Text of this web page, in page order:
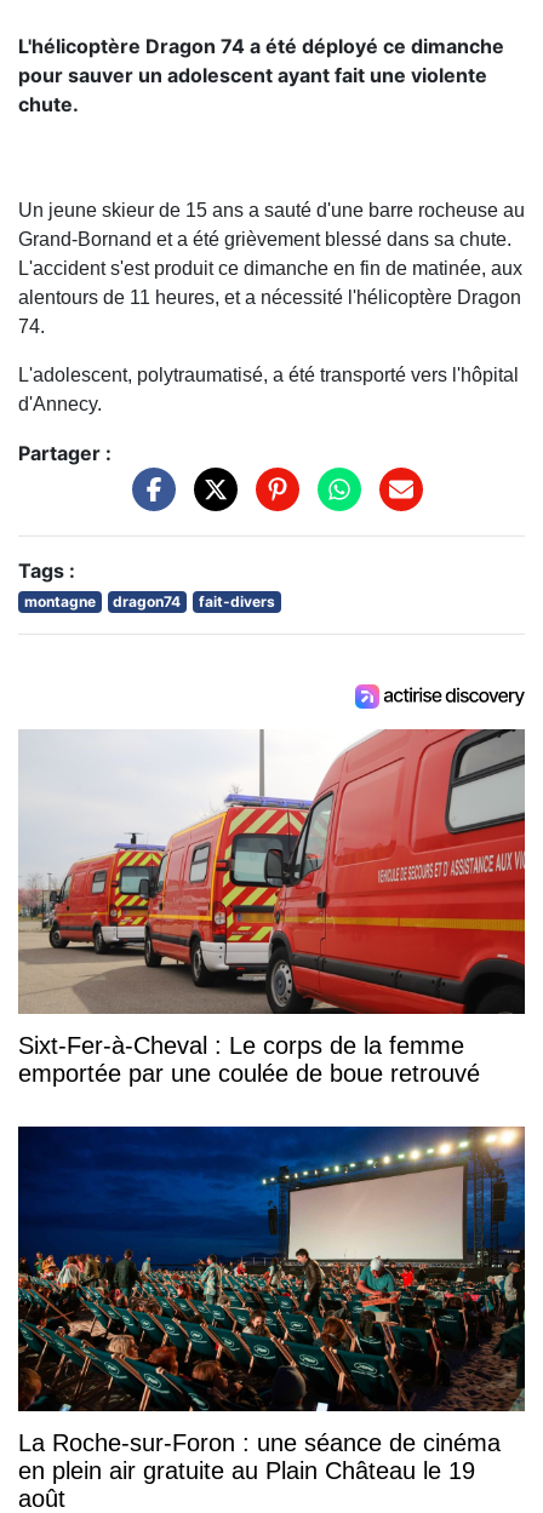
L'hélicoptère Dragon 74 a été déployé ce dimanche
pour sauver un adolescent ayant fait une violente
chute.
Un jeune skieur de 15 ans a sauté d'une barre rocheuse au
Grand-Bornand et a été grièvement blessé dans sa chute.
L'accident s'est produit ce dimanche en fin de matinée, aux
alentours de 11 heures, et a nécessité l'hélicoptère Dragon
74.
L'adolescent, polytraumatisé, a été transporté vers l'hôpital
d'Annecy.
Partager :
Tags :
montagne dragon74 fait-divers
Sixt-Fer-à-Cheval : Le corps de la femme
emportée par une coulée de boue retrouvé
La Roche-sur-Foron : une séance de cinéma
en plein air gratuite au Plain Château le 19
août